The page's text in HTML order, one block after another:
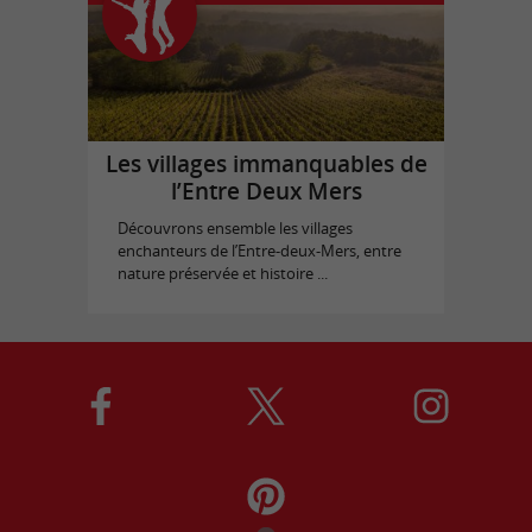
Les villages immanquables de
l’Entre Deux Mers
Découvrons ensemble les villages
enchanteurs de l’Entre-deux-Mers, entre
nature préservée et histoire ...